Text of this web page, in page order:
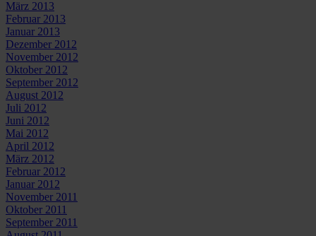
März 2013
Februar 2013
Januar 2013
Dezember 2012
November 2012
Oktober 2012
September 2012
August 2012
Juli 2012
Juni 2012
Mai 2012
April 2012
März 2012
Februar 2012
Januar 2012
November 2011
Oktober 2011
September 2011